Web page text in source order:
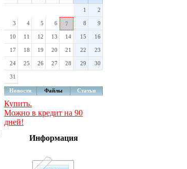
1 2
3 4 5 6 7 8 9
10 11 12 13 14 15 16
17 18 19 20 21 22 23
24 25 26 27 28 29 30
31
Новости Файлы Статьи
Купить.
Можно в кредит на 90
дней!
Информация